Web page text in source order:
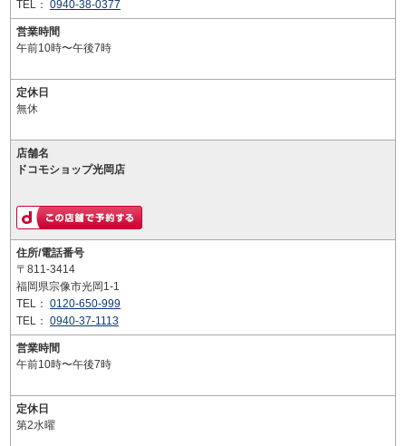
TEL： 0940-38-0377
営業時間
午前10時〜午後7時
定休日
無休
店舗名
ドコモショップ光岡店
住所/電話番号
〒811-3414
福岡県宗像市光岡1-1
TEL： 0120-650-999
TEL： 0940-37-1113
営業時間
午前10時〜午後7時
定休日
第2水曜